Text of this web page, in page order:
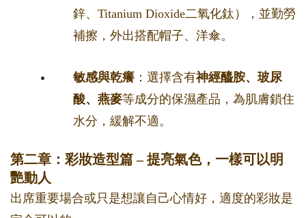
鋅、Titanium Dioxide二氧化鈦），並勤勞
補擦，外出搭配帽子、洋傘。
敏感與乾癢 ：選擇含有神經醯胺、玻尿
酸、燕麥等成分的保濕產品，為肌膚鎖住
水分，緩解不適。
第二章：彩妝造型篇 – 提亮氣色，一樣可以明
艷動人
出席重要場合或只是想讓自己心情好，適度的彩妝是